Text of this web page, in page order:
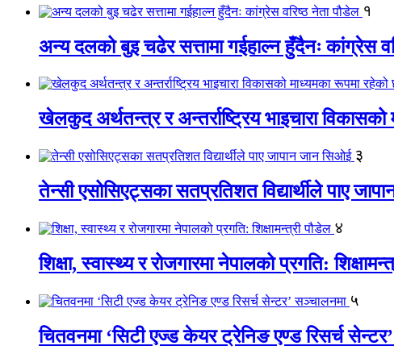
१
अन्य दलको बुइ चढेर सत्तामा गईहाल्न हुँदैनः कांग्रेस
खेलकुद अर्थतन्त्र र अन्तर्राष्ट्रिय भाइचारा
३
तेन्सी एसोसिएट्सका सतप्रतिशत विद्यार्थीले पाए
४
शिक्षा, स्वास्थ्य र रोजगारमा नेपालको प्रगति:
५
चितवनमा ‘सिटी एज्ड केयर ट्रेनिङ एण्ड रिसर्च